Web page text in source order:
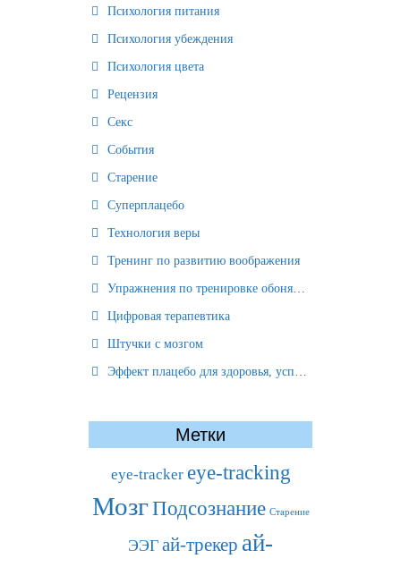
Психология питания
Психология убеждения
Психология цвета
Рецензия
Секс
События
Старение
Суперплацебо
Технология веры
Тренинг по развитию воображения
Упражнения по тренировке обоняния
Цифровая терапевтика
Штучки с мозгом
Эффект плацебо для здоровья, успеха и отношений
Метки
eye-tracker eye-tracking
МозгПодсознание Старение
ЭЭГ ай-трекер ай-